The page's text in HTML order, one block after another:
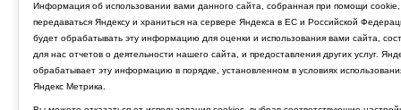
Информация об использовании вами данного сайта, собранная при помощи cookie,
передаваться Яндексу и храниться на сервере Яндекса в ЕС и Российской
будет обрабатывать эту информацию для оценки и использования вами сайта,
для нас отчетов о деятельности нашего сайта, и предоставления других услуг.
обрабатывает эту информацию в порядке, установленном в условиях
Яндекс Метрика.